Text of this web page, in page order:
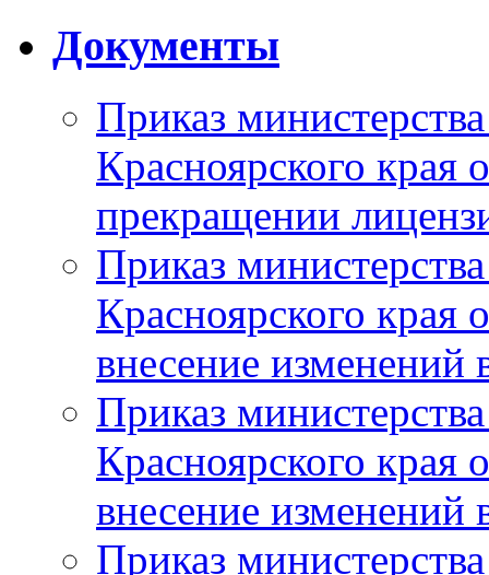
Документы
Приказ
Красноярского
прекращении
Приказ
Красноярского
внесение изменений
Приказ
Красноярского
внесение изменений
Приказ